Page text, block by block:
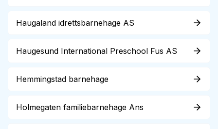
Haugaland idrettsbarnehage AS
Haugesund International Preschool Fus AS
Hemmingstad barnehage
Holmegaten familiebarnehage Ans